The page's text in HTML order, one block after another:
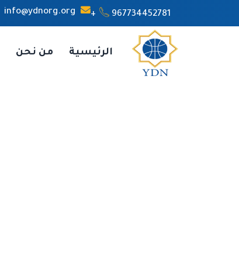
967734452781+
info@ydnorg.org
الرئيسية من نحن